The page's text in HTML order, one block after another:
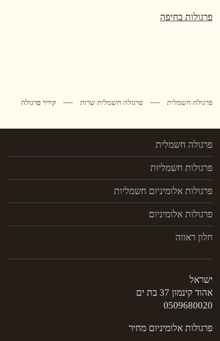
פרגולות בחיפה
פרגולה חשמלית פרגולה חשמלית שרות קירוי פרגולה
פרגולה חשמלית
פרגולות חשמליות
פרגולות אלומיניום חשמליות
פרגולות אלומיניום
חלון ראווה
ישראל
אהוד קינמון 37 בת ים
0509680020
פרגולות אלומיניום מחיר